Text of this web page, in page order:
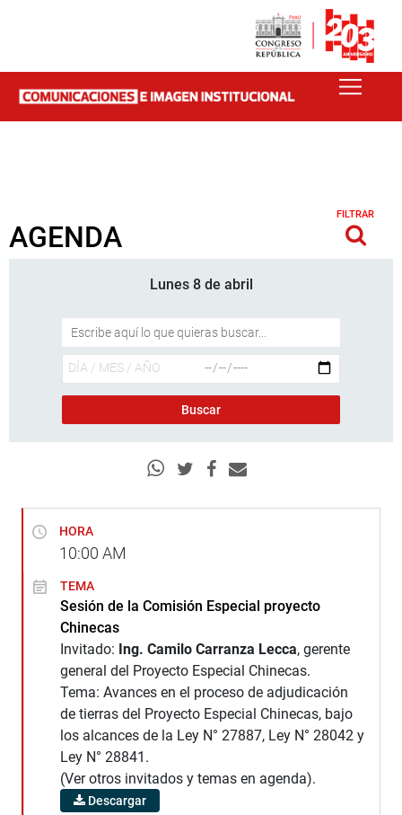
AGENDA
FILTRAR
Lunes 8 de abril
HORA
10:00 AM
TEMA
Sesión de la Comisión Especial proyecto
Chinecas
Invitado: Ing. Camilo Carranza Lecca, gerente
general del Proyecto Especial Chinecas.
Tema: Avances en el proceso de adjudicación
de tierras del Proyecto Especial Chinecas, bajo
los alcances de la Ley N° 27887, Ley N° 28042 y
Ley N° 28841.
(Ver otros invitados y temas en agenda).
Descargar